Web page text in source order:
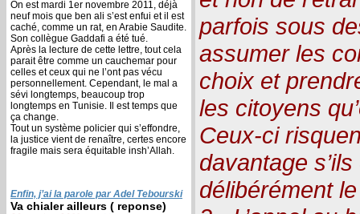
On est mardi 1er novembre 2011, déjà
neuf mois que ben ali s’est enfui et il est
caché, comme un rat, en Arabie Saudite.
Son collègue Gaddafi a été tué.
Après la lecture de cette lettre, tout cela
parait être comme un cauchemar pour
celles et ceux qui ne l’ont pas vécu
personnellement. Cependant, le mal a
sévi longtemps, beaucoup trop
longtemps en Tunisie. Il est temps que
ça change.
Tout un système policier qui s’effondre,
la justice vient de renaître, certes encore
fragile mais sera équitable insh’Allah.
Enfin, j’ai la parole par Adel Tebourski
Va chialer ailleurs ( reponse)
parfois sous
assumer les
choix et
les citoyens
Ceux-ci
davantage
délibérément